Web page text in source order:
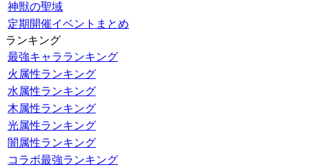
神獣の聖域
定期開催イベントまとめ
ランキング
最強キャラランキング
火属性ランキング
水属性ランキング
木属性ランキング
光属性ランキング
闇属性ランキング
コラボ最強ランキング